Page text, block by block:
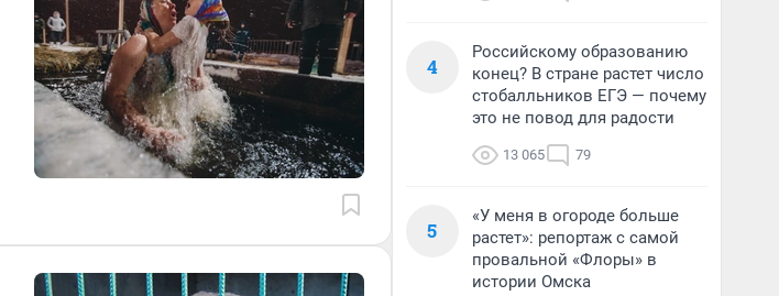
4
Российскому образованию
конец? В стране растет число
стобалльников ЕГЭ — почему
это не повод для радости
13 065 79
5
«У меня в огороде больше
растет»: репортаж с самой
провальной «Флоры» в
истории Омска